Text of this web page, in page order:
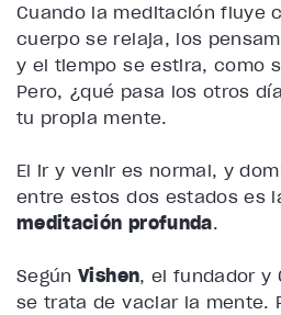
Cuando la meditación fluye
cuerpo se relaja, los
y el tiempo se estira, como
Pero, ¿qué pasa los otros
tu propia mente.
El ir y venir es normal, y
entre estos dos estados es
meditación profunda.
SegúnVishen, el fundador y
se trata de vaciar la mente.